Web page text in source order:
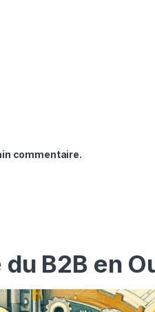
commentaire.
B2B en